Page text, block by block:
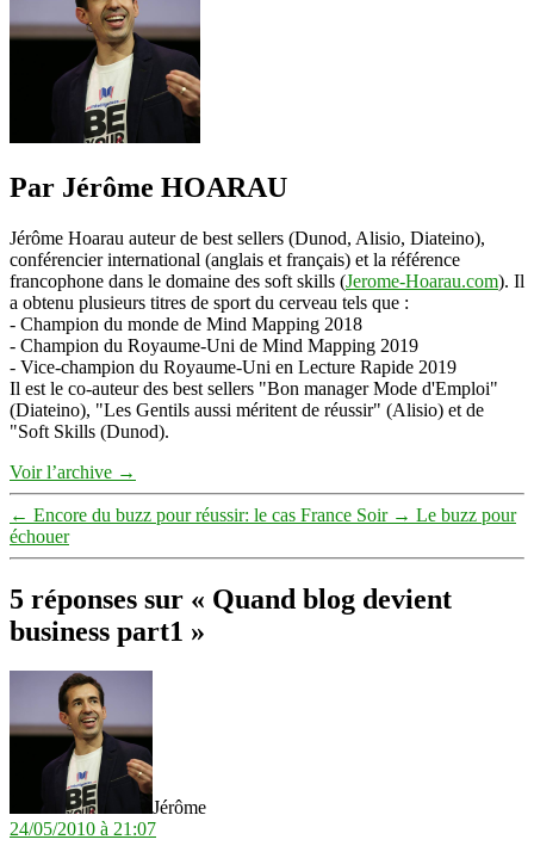
Par Jérôme HOARAU
Jérôme Hoarau auteur de best sellers (Dunod, Alisio, Diateino),
conférencier international (anglais et français) et la référence
francophone dans le domaine des soft skills (Jerome-Hoarau.com). Il
a obtenu plusieurs titres de sport du cerveau tels que :
- Champion du monde de Mind Mapping 2018
- Champion du Royaume-Uni de Mind Mapping 2019
- Vice-champion du Royaume-Uni en Lecture Rapide 2019
Il est le co-auteur des best sellers "Bon manager Mode d'Emploi"
(Diateino), "Les Gentils aussi méritent de réussir" (Alisio) et de
"Soft Skills (Dunod).
Voir l’archive →
← Encore du buzz pour réussir: le cas France Soir → Le buzz pour
échouer
5 réponses sur « Quand blog devient
business part1 »
Jérôme
24/05/2010 à 21:07